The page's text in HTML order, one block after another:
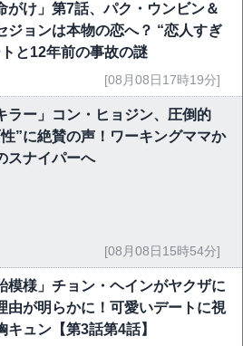
がけ」第7話、パク・ウンビン＆
ジョンは本物の恋へ？ “恋人すぎ
と12年前の事故の謎
[08月08日17時19分]
ラー」コン・ヒョジン、圧倒的
”に絶賛の声！ワーキングママか
スナイパーへ
[08月08日15時54分]
模様」チョン・ヘインがヤクザに
由が明らかに！可愛いデートに視
キュン【第3話第4話】